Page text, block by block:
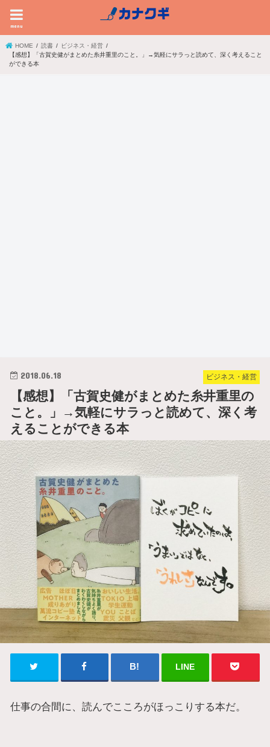
menu
HOME 読書
ビジネス・経営
【感想】「古賀史健がまとめた糸井重里のこと。」→気軽にサラっと読めて、深く考えること
ができる本
ビジネス・経営
2018.06.18
【感想】「古賀史健がまとめた糸井重里の
こと。」→気軽にサラっと読めて、深く考
えることができる本
LINE
仕事の合間に、読んでこころがほっこりする本だ。